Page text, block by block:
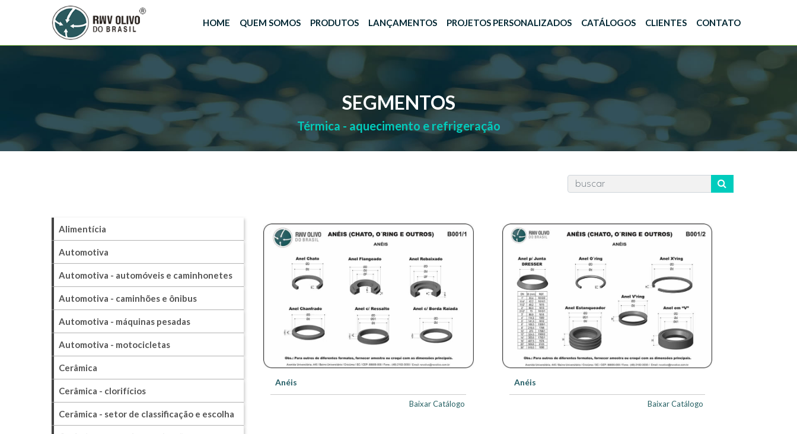
HOME QUEM SOMOS PRODUTOS LANÇAMENTOS PROJETOS PERSONALIZADOS CATÁLOGOS CLIENTES CONTATO
SEGMENTOS
Térmica - aquecimento e refrigeração
Alimentícia
Automotiva
Automotiva - automóveis e caminhonetes
Automotiva - caminhões e ônibus
Automotiva - máquinas pesadas
Automotiva - motocicletas
Cerâmica
Cerâmica - clorifícios
Cerâmica - setor de classificação e escolha
Anéis
Baixar Catálogo
Anéis
Baixar Catálogo